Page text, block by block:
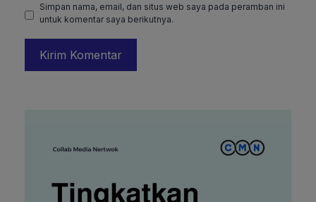
Simpan nama, email, dan situs web saya pada peramban ini
untuk komentar saya berikutnya.